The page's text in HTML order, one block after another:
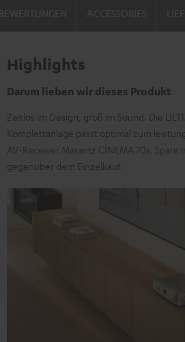
Highlights
Darum lieben wir dieses Produkt
Zeitlos im Design, groß im Sound. Die
Komplettanlage passt optimal zum
AV-Receiver Marantz CINEMA 70s. Spare
gegenüber dem Einzelkauf.